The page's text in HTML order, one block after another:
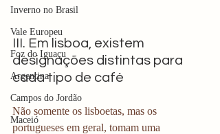
Inverno no Brasil
Vale Europeu
Foz do Iguaçu
Argentina
Campos do Jordão
Maceió
III. Em lisboa, existem
designações distintas para
cada tipo de café
Não somente os lisboetas, mas os
portugueses em geral, tomam uma